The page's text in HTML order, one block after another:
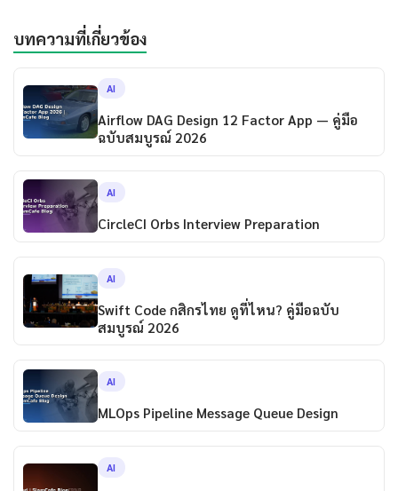
บทความที่เกี่ยวข้อง
AI
Airflow DAG Design 12 Factor App — คู่มือ
ฉบับสมบูรณ์ 2026
AI
CircleCI Orbs Interview Preparation
AI
Swift Code กสิกรไทย ดูที่ไหน? คู่มือฉบับ
สมบูรณ์ 2026
AI
MLOps Pipeline Message Queue Design
AI